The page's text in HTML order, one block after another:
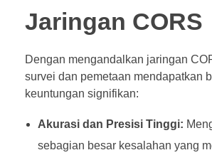
Jaringan CORS
Dengan mengandalkan jaringan
survei dan pemetaan mendapatkan
keuntungan signifikan:
Akurasi dan Presisi Tinggi:
sebagian besar kesalahan yang